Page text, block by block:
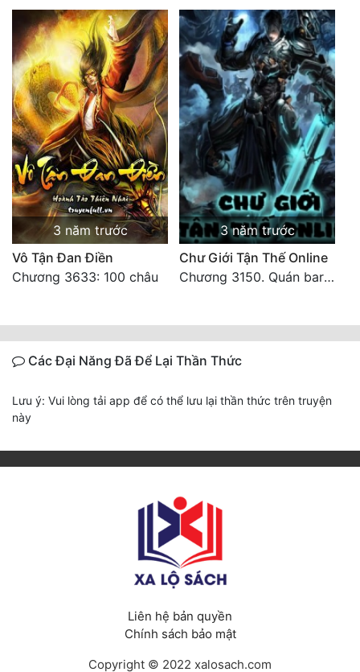
3 năm trước
Vô Tận Đan Điền
Chương 3633: 100 châu
3 năm trước
Chư Giới Tận Thế Online
Chương 3150. Quán bar Huyết Hải. Hết
Các Đại Năng Đã Để Lại Thần Thức
Lưu ý: Vui lòng tải app để có thể lưu lại thần thức trên truyện
này
Liên hệ bản quyền
Chính sách bảo mật
Copyright © 2022 xalosach.com